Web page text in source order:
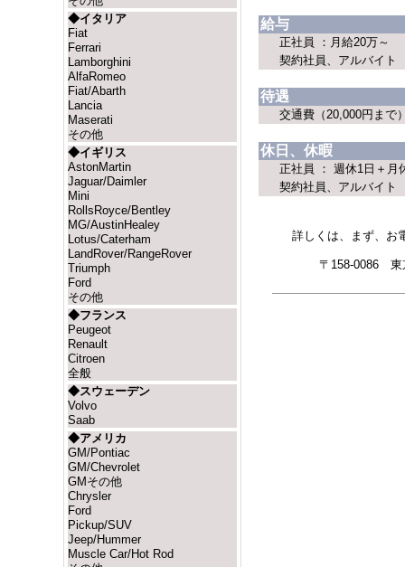
◆イタリア
Fiat
Ferrari
Lamborghini
AlfaRomeo
Fiat/Abarth
Lancia
Maserati
その他
◆イギリス
AstonMartin
Jaguar/Daimler
Mini
RollsRoyce/Bentley
MG/AustinHealey
Lotus/Caterham
LandRover/RangeRover
Triumph
Ford
その他
◆フランス
Peugeot
Renault
Citroen
全般
◆スウェーデン
Volvo
Saab
◆アメリカ
GM/Pontiac
GM/Chevrolet
GMその他
Chrysler
Ford
Pickup/SUV
Jeep/Hummer
Muscle Car/Hot Rod
給与
正社員 ：月給20万～
契約社員、アルバイト
待遇
交通費（20,000円まで
休日、休暇
正社員 ： 週休1日＋月
契約社員、アルバイト
詳しくは、まず、お
〒158-0086 東